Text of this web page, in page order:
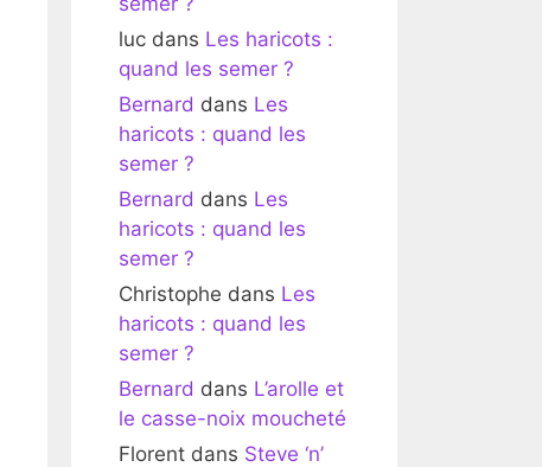
luc dans Les haricots :
quand les semer ?
Bernard dans Les
haricots : quand les
semer ?
Bernard dans Les
haricots : quand les
semer ?
Christophe dans Les
haricots : quand les
semer ?
Bernard dans L’arolle et
le casse-noix moucheté
Florent dans Steve ‘n’